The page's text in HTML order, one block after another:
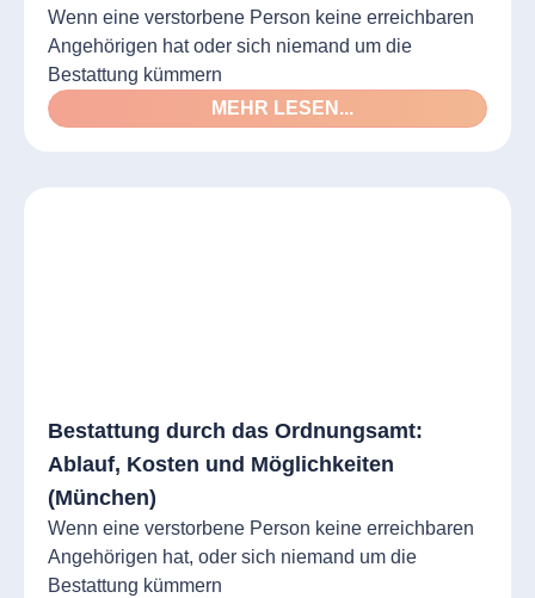
Wenn eine verstorbene Person keine erreichbaren
Angehörigen hat oder sich niemand um die
Bestattung kümmern
MEHR LESEN...
Bestattung durch das Ordnungsamt:
Ablauf, Kosten und Möglichkeiten
(München)
Wenn eine verstorbene Person keine erreichbaren
Angehörigen hat, oder sich niemand um die
Bestattung kümmern